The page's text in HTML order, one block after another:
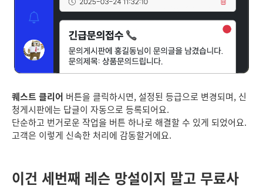
퀘스트 클리어 버튼을 클릭하시면, 설정된 등급으로 변경되며, 신
청게시판에는 답글이 자동으로 등록되어요.
단순하고 번거로운 작업을 버튼 하나로 해결할 수 있게 되었어요.
고객은 이렇게 신속한 처리에 감동할거에요.
이건 세번째 레슨 망설이지 말고 무료사